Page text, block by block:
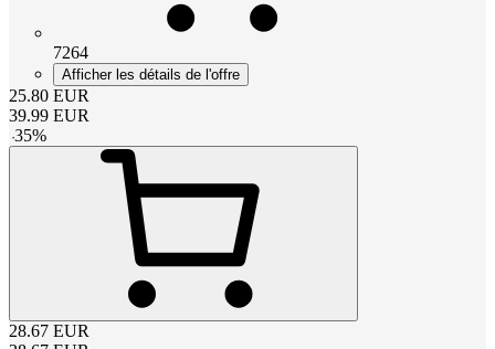
7264
Afficher les détails de l'offre
25.80 EUR
39.99 EUR
-35%
28.67 EUR